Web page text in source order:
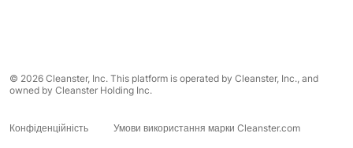
© 2026 Cleanster, Inc. This platform is operated by Cleanster, Inc., and
owned by Cleanster Holding Inc.
Конфіденційність Умови використання марки Cleanster.com